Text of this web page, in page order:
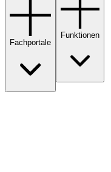
Fachportale
Funktionen